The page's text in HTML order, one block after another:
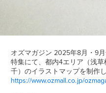
オズマガジン 2025年8月・9
特集にて、都内4エリア（浅
千）のイラストマップを制作し
https://www.ozmall.co.jp/